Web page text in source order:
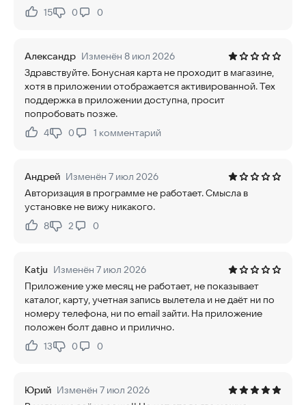
Нравится:
15Не нравится:
0 0
Александр Изменён 8 июл 2026
Здравствуйте. Бонусная карта не проходит в магазине,
хотя в приложении отображается активированной. Тех
поддержка в приложении доступна, просит
попробовать позже.
Нравится:
4Не нравится:
0 1 комментарий
Андрей Изменён 7 июл 2026
Авторизация в программе не работает. Смысла в
установке не вижу никакого.
Нравится:
8Не нравится:
2 0
Katju Изменён 7 июл 2026
Приложение уже месяц не работает, не показывает
каталог, карту, учетная запись вылетела и не даёт ни по
номеру телефона, ни по email зайти. На приложение
положен болт давно и прилично.
Нравится:
13Не нравится:
0 0
Юрий Изменён 7 июл 2026